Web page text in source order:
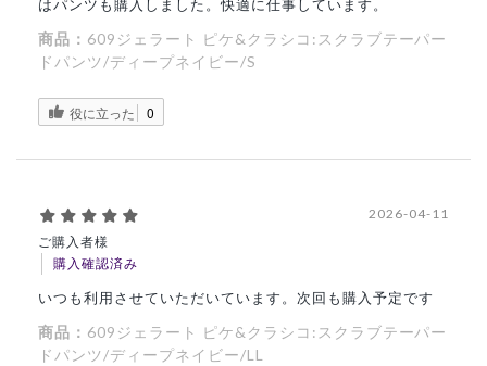
はパンツも購入しました。快適に仕事しています。
商品： 609ジェラート ピケ&クラシコ:スクラブテーパー
ドパンツ/ディープネイビー/S
役に立った 0
ご購入者様
購入確認済み
2026-04-11
いつも利用させていただいています。次回も購入予定です
商品： 609ジェラート ピケ&クラシコ:スクラブテーパー
ドパンツ/ディープネイビー/LL